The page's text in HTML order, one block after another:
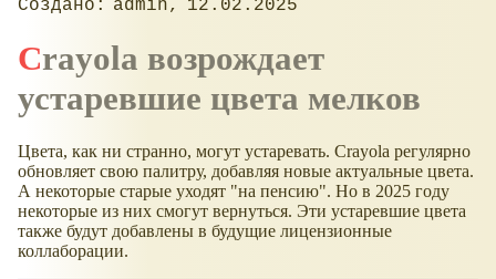
admin 12.02.2025
Crayola возрождает
устаревшие цвета мелков
Цвета, как ни странно, могут устаревать. Crayola регулярно
обновляет свою палитру, добавляя новые актуальные цвета.
А некоторые старые уходят "на пенсию". Но в 2025 году
некоторые из них смогут вернуться. Эти устаревшие цвета
также будут добавлены в будущие лицензионные
коллаборации.